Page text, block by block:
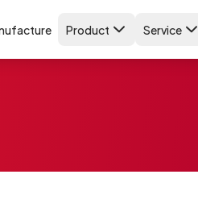
Product Service